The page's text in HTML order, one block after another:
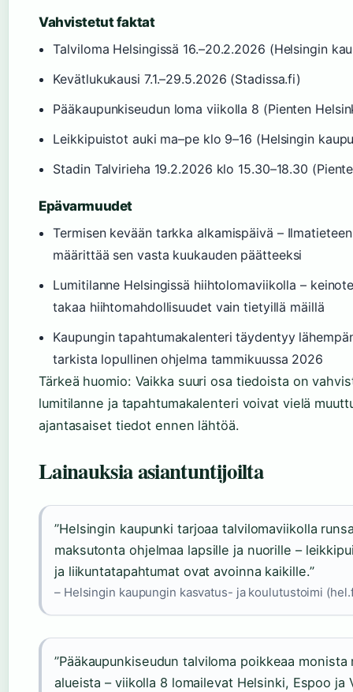
Vahvistetut faktat
Talviloma Helsingissä 16.–20.2.2026 (Helsingin
Kevätlukukausi 7.1.–29.5.2026 (Stadissa.fi)
Pääkaupunkiseudun loma viikolla 8 (Pienten
Leikkipuistot auki ma–pe klo 9–16 (Helsingin
Stadin Talvirieha 19.2.2026 klo 15.30–18.30
Epävarmuudet
Termisen kevään tarkka alkamispäivä –
määrittää sen vasta kuukauden päätteeksi
Lumitilanne Helsingissä hiihtolomaviikolla –
takaa hiihtomahdollisuudet vain tietyillä mäillä
Kaupungin tapahtumakalenteri täydentyy
tarkista lopullinen ohjelma tammikuussa 2026
Tärkeä huomio: Vaikka suuri osa tiedoista on
lumitilanne ja tapahtumakalenteri voivat vielä
ajantasaiset tiedot ennen lähtöä.
Lainauksia asiantuntijoilta
”Helsingin kaupunki tarjoaa talvilomaviikolla
maksutonta ohjelmaa lapsille ja nuorille –
ja liikuntatapahtumat ovat avoinna kaikille.”
– Helsingin kaupungin kasvatus- ja koulutustoimi
”Pääkaupunkiseudun talviloma poikkeaa monista
alueista – viikolla 8 lomailevat Helsinki, Espoo ja